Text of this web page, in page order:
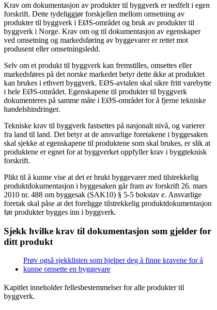
Krav om dokumentasjon av produkter til byggverk er nedfelt i egen
forskrift. Dette tydeliggjør forskjellen mellom omsetning av
produkter til byggverk i EØS-området og bruk av produkter til
byggverk i Norge. Krav om og til dokumentasjon av egenskaper
ved omsetning og markedsføring av byggevarer er rettet mot
produsent eller omsetningsledd.
Selv om et produkt til byggverk kan fremstilles, omsettes eller
markedsføres på det norske markedet betyr dette ikke at produktet
kan brukes i ethvert byggverk. EØS-avtalen skal sikre fritt varebytte
i hele EØS-området. Egenskapene til produkter til byggverk
dokumenteres på samme måte i EØS-området for å fjerne tekniske
handelshindringer.
Tekniske krav til byggverk fastsettes på nasjonalt nivå, og varierer
fra land til land. Det betyr at de ansvarlige foretakene i byggesaken
skal sjekke at egenskapene til produktene som skal brukes, er slik at
produktene er egnet for at byggverket oppfyller krav i byggteknisk
forskrift.
Plikt til å kunne vise at det er brukt byggevarer med tilstrekkelig
produktdokumentasjon i byggesaken går fram av forskrift 26. mars
2010 nr. 488 om byggesak (SAK10) § 5-5 bokstav e. Ansvarlige
foretak skal påse at det foreligge tilstrekkelig produktdokumentasjon
før produkter bygges inn i byggverk.
Sjekk hvilke krav til dokumentasjon som gjelder for
ditt produkt
Prøv også sjekklisten som hjelper deg å finne kravene for å
kunne omsette en byggevare
Kapitlet inneholder fellesbestemmelser for alle produkter til
byggverk.